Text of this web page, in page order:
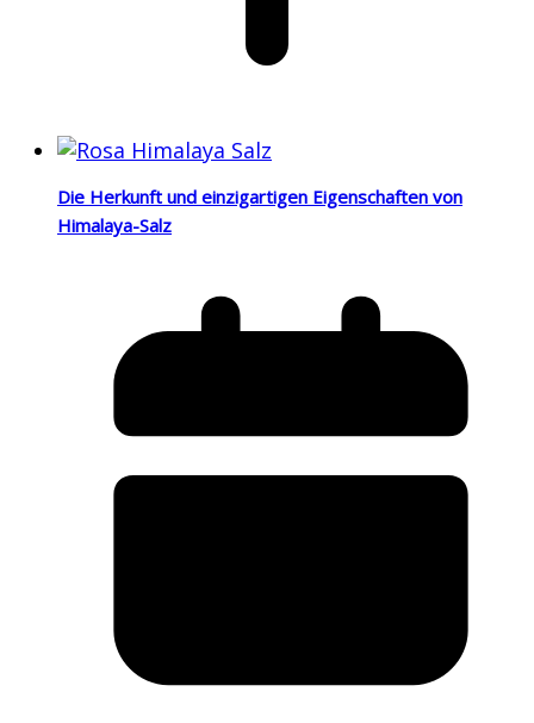
Die Herkunft und einzigartigen Eigenschaften von
Himalaya-Salz